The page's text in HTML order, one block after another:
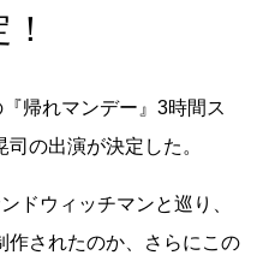
帰れマンデー』3時間ス
の出演が決定した。
ドウィッチマンと巡り、
作されたのか、さらにこの